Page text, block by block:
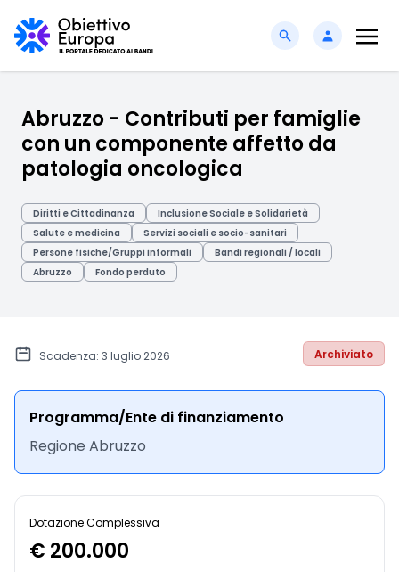
Abruzzo - Contributi per famiglie
con un componente affetto da
patologia oncologica
Diritti e Cittadinanza
Inclusione Sociale e Solidarietà
Salute e medicina
Servizi sociali e socio-sanitari
Persone fisiche/Gruppi informali
Bandi regionali / locali
Abruzzo
Fondo perduto
Scadenza: 3 luglio 2026 Archiviato
Programma/Ente di finanziamento
Regione Abruzzo
Dotazione Complessiva
€ 200.000